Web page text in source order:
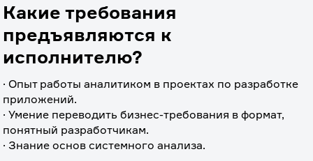
Какие требования
предъявляются к
исполнителю?
· Опыт работы аналитиком в проектах по разработке
приложений.
· Умение переводить бизнес-требования в формат,
понятный разработчикам.
· Знание основ системного анализа.